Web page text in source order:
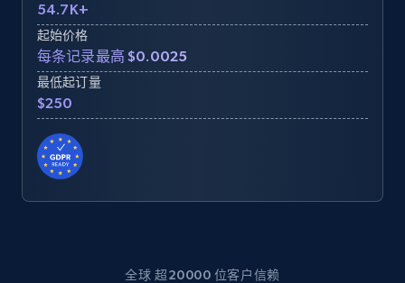
54.7K+
起始价格
每条记录最高 $0.0025
最低起订量
$250
全球 超20000 位客户信赖